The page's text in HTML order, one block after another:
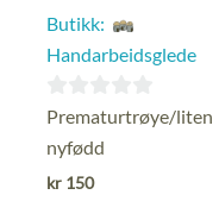
Butikk:
Handarbeidsglede
0
ut
av
Prematurtrøye/liten
nyfødd
kr 150